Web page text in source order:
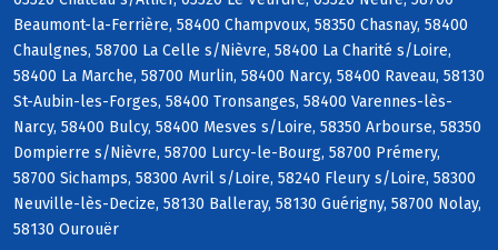
Beaumont-la-Ferrière, 58400 Champvoux, 58350 Chasnay, 58400
Chaulgnes, 58700 La Celle s/Nièvre, 58400 La Charité s/Loire,
58400 La Marche, 58700 Murlin, 58400 Narcy, 58400 Raveau, 58130
St-Aubin-les-Forges, 58400 Tronsanges, 58400 Varennes-lès-
Narcy, 58400 Bulcy, 58400 Mesves s/Loire, 58350 Arbourse, 58350
Dompierre s/Nièvre, 58700 Lurcy-le-Bourg, 58700 Prémery,
58700 Sichamps, 58300 Avril s/Loire, 58240 Fleury s/Loire, 58300
Neuville-lès-Decize, 58130 Balleray, 58130 Guérigny, 58700 Nolay,
58130 Ourouër